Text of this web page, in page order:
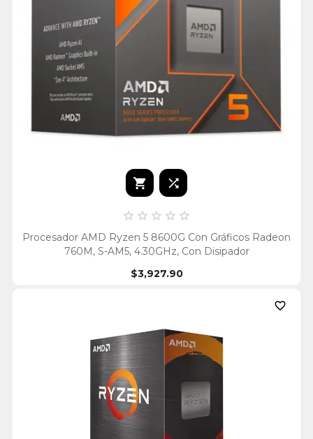
 
    
Procesador AMD Ryzen 5 8600G Con Gráficos Radeon
760M, S-AM5, 4.30GHz, Con Disipador
$3,927.90
